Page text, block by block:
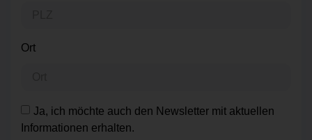
Ort
Ja, ich möchte auch den Newsletter mit aktuellen
Informationen erhalten.